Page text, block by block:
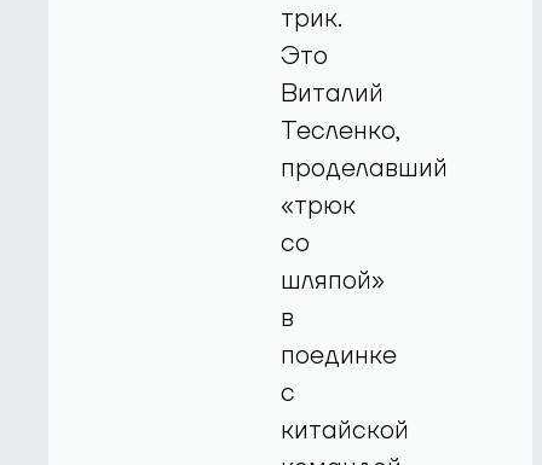
трик.
Это
Виталий
Тесленко,
проделавший
«трюк
со
шляпой»
в
поединке
с
китайской